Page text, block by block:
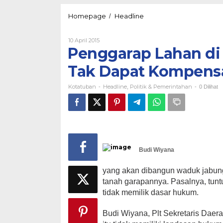
Homepage / Headline
Jabung
Ring
Dike
Tak
Dapat
Kompensasi
10 April 2015Oleh
Penggarap Lahan
Tak Dapat
Kotatuban - Headline, Politik & Pemerintahan - 0 Dilihat
Budi Wiyana
yang akan dibangun waduk
tanah garapannya. Pasalnya,
tidak memilik dasar hukum.
Budi Wiyana, Plt Sekretaris